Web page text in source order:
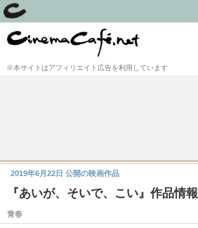
※本サイトはアフィリエイト広告を利用しています
『あいが、そいで、こい』作品情報
青春
2019年6月22日 公開の映画作品